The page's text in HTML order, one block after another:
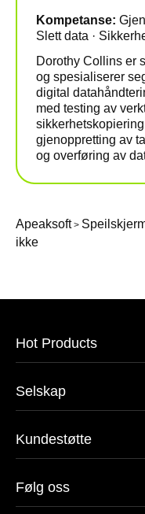
Kompetanse:
Slett data ·
Dorothy Collins er
og spesialiserer
digital
med testing av
gjenoppretting av
og overføring av
Apeaksoft>
ikke
Hot Products
Selskap
Kundestøtte
Følg oss